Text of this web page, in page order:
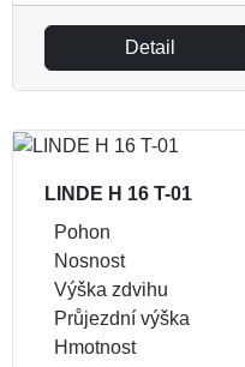
Detail
LINDE H 16 T-01
Pohon
Nosnost
Výška zdvihu
Průjezdní výška
Hmotnost